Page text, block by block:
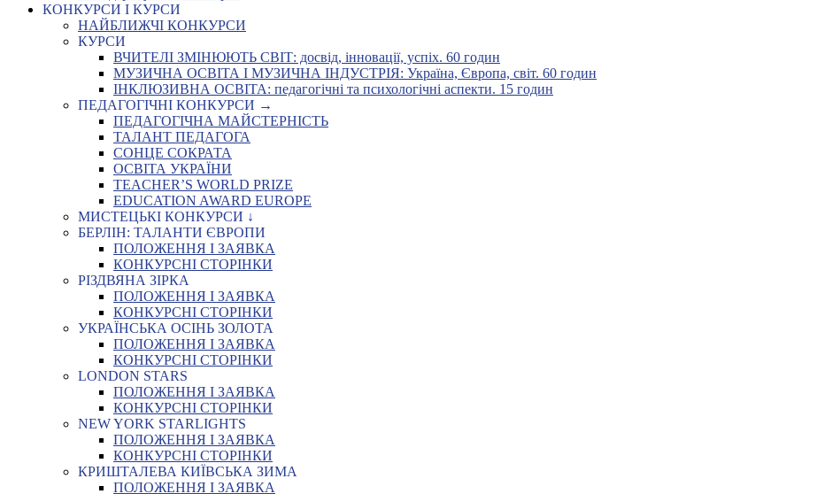
КОНКУРСИ І КУРСИ
НАЙБЛИЖЧІ КОНКУРСИ
КУРСИ
ВЧИТЕЛІ ЗМІНЮЮТЬ СВІТ: досвід, інновації, успіх. 60 годин
МУЗИЧНА ОСВІТА І МУЗИЧНА ІНДУСТРІЯ: Україна, Європа, світ. 60 годин
ІНКЛЮЗИВНА ОСВІТА: педагогічні та психологічні аспекти. 15 годин
ПЕДАГОГІЧНІ КОНКУРСИ →
ПЕДАГОГІЧНА МАЙСТЕРНІСТЬ
ТАЛАНТ ПЕДАГОГА
СОНЦЕ СОКРАТА
ОСВІТА УКРАЇНИ
TEACHER’S WORLD PRIZE
EDUCATION AWARD EUROPE
МИСТЕЦЬКІ КОНКУРСИ ↓
БЕРЛІН: ТАЛАНТИ ЄВРОПИ
ПОЛОЖЕННЯ І ЗАЯВКА
КОНКУРСНІ СТОРІНКИ
РІЗДВЯНА ЗІРКА
ПОЛОЖЕННЯ І ЗАЯВКА
КОНКУРСНІ СТОРІНКИ
УКРАЇНСЬКА ОСІНЬ ЗОЛОТА
ПОЛОЖЕННЯ І ЗАЯВКА
КОНКУРСНІ СТОРІНКИ
LONDON STARS
ПОЛОЖЕННЯ І ЗАЯВКА
КОНКУРСНІ СТОРІНКИ
NEW YORK STARLIGHTS
ПОЛОЖЕННЯ І ЗАЯВКА
КОНКУРСНІ СТОРІНКИ
КРИШТАЛЕВА КИЇВСЬКА ЗИМА
ПОЛОЖЕННЯ І ЗАЯВКА